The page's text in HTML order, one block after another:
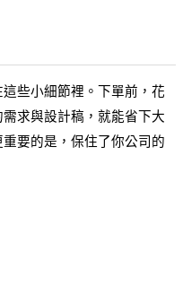
些小細節裡。下單前，花
求與設計稿，就能省下大
要的是，保住了你公司的